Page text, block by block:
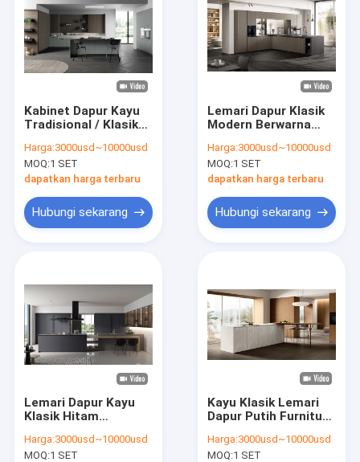
Kabinet Dapur Kayu
Tradisional / Klasik
dengan Meja Makan
Harga:3000usd~10000usd
MOQ:1 SET
dapatkan harga terbaru
Hubungi sekarang
Lemari Dapur Klasik
Modern Berwarna
Lemari Dapur
Berbahan Bar
Harga:3000usd~10000usd
MOQ:1 SET
dapatkan harga terbaru
Hubungi sekarang
Lemari Dapur Kayu
Klasik Hitam
Lemari Tampilan
Harga:3000usd~10000usd
MOQ:1 SET
Kayu Klasik Lemari
Dapur Putih Furnitur
Dengan Meja Makan
Harga:3000usd~10000usd
MOQ:1 SET